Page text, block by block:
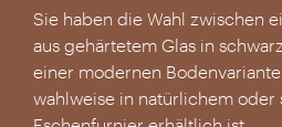
Sie haben die Wahl zwischen
aus gehärtetem Glas in
einer modernen Bodenvariante
wahlweise in natürlichem oder